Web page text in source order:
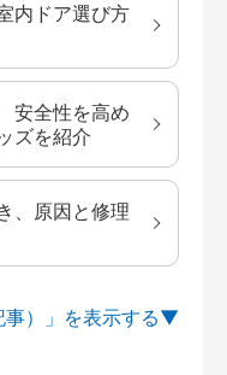
内ドア選び方
安全性を高め
ズを紹介
、原因と修理
）」を